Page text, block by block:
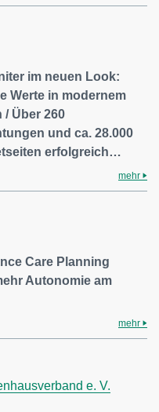
im neuen Look:
Werte in modernem
/ Über 260
und ca. 28.000
erfolgreich…
mehr
Care Planning
Autonomie am
mehr
e. V.